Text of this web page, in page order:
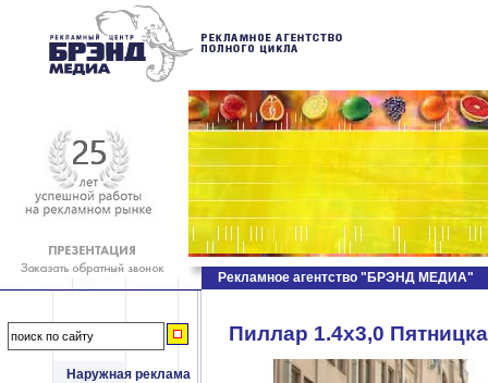
Наружная реклама
Рекламное агентство "БРЭНД МЕДИА"
Пиллар 1.4х3,0